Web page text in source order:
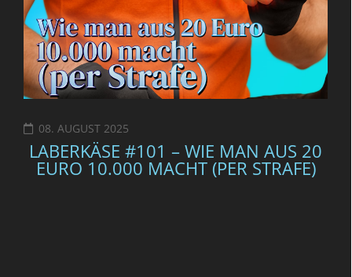
08. AUGUST 2025
LABERKÄSE #101 – WIE MAN AUS 20
EURO 10.000 MACHT (PER STRAFE)